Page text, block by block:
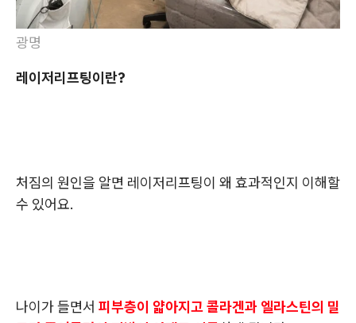
광명
레이저리프팅이란?
처짐의 원인을 알면 레이저리프팅이 왜 효과적인지 이해할
수 있어요.
나이가 들면서 피부층이 얇아지고 콜라겐과 엘라스틴의 밀